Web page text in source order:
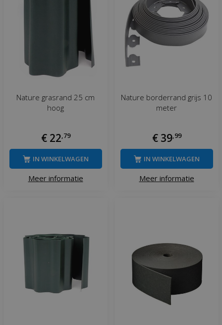
Nature grasrand 25 cm
hoog
€ 22,79
Meer informatie
IN WINKELWAGEN
Nature borderrand grijs 10
meter
€ 39,99
Meer informatie
IN WINKELWAGEN